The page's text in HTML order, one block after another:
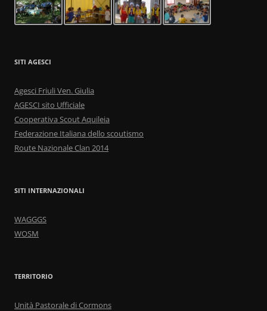
SITI AGESCI
Agesci Friuli Ven. Giulia
AGESCI sito Ufficiale
Cooperativa Scout Aquileia
Federazione Italiana dello scoutismo
Route Nazionale Clan 2014
SITI INTERNAZIONALI
WAGGGS
WOSM
TERRITORIO
Unità Pastorale di Cormons